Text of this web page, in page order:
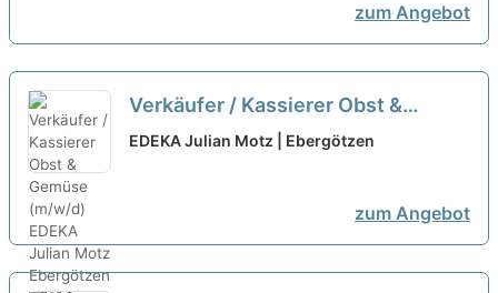
zum Angebot
Verkäufer / Kassierer Obst &
Gemüse (m/w/d)
EDEKA Julian Motz | Ebergötzen
zum Angebot